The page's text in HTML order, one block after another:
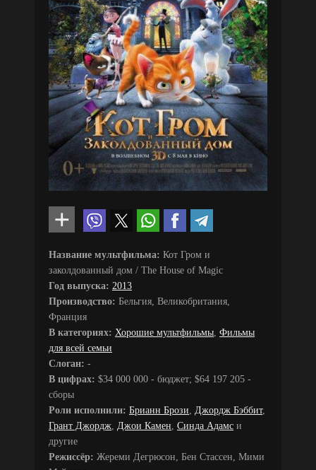
Название мультфильма: Кот Гром и
заколдованный дом / The House of Magic
Год выпуска: 2013
Производство: Бельгия, Великобритания,
Франция
В категориях: Хорошие мультфильмы, Фильмы
для всей семьи
Слоган: -
В цифрах: $34 000 000 - бюджет; $64 197 205 -
сборы
Роли исполнили: Брианн Брози, Джордж Бэббит,
Грант Джордж, Джои Камен, Синда Адамс и
другие
Режиссёр: Жереми Дегрюсон, Бен Стассен, Мими